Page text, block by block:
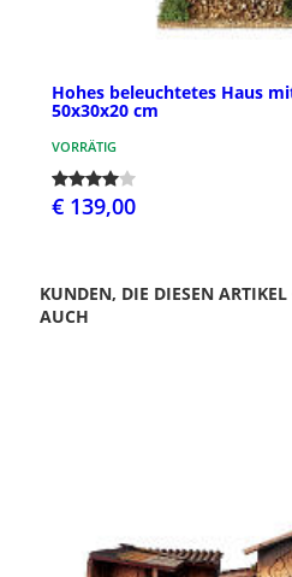
Hohes beleuchtetes Haus
50x30x20 cm
VORRÄTIG
€ 139,00
KUNDEN, DIE DIESEN
AUCH